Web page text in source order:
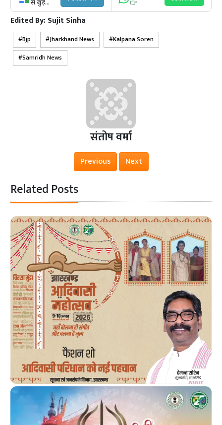
से जुड़ें... 👉
Edited By:Sujit Sinha
Bjp Jharkhand News
Kalpana Soren
Samridh News
संतोष वर्मा
Previous Next
Related Posts